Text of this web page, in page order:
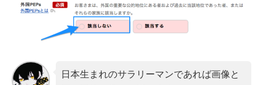
日本生まれのサラリーマンであれば画像と